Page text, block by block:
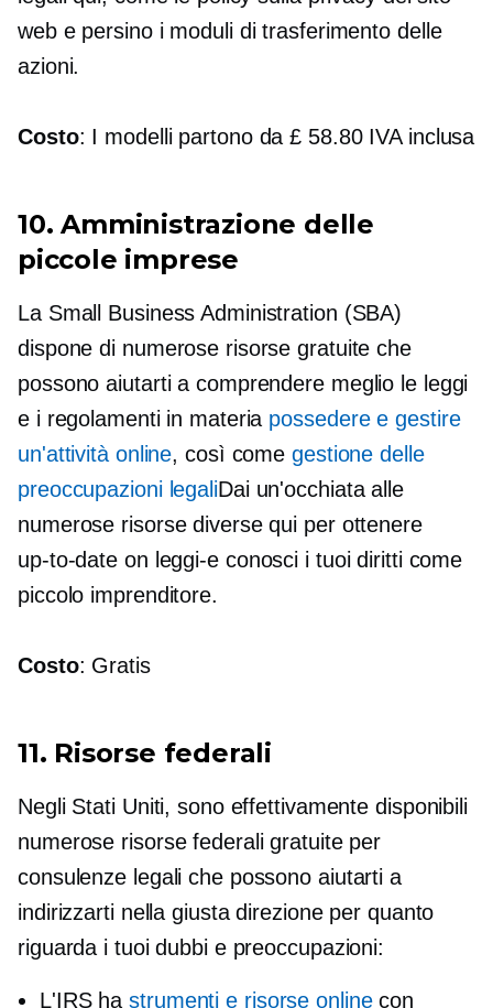
web e persino i moduli di trasferimento delle
azioni.
Costo: I modelli partono da £ 58.80 IVA inclusa
10. Amministrazione delle
piccole imprese
La Small Business Administration (SBA)
dispone di numerose risorse gratuite che
possono aiutarti a comprendere meglio le leggi
e i regolamenti in materia possedere e gestire
un'attività online, così comegestione delle
preoccupazioni legaliDai un'occhiata alle
numerose risorse diverse qui per ottenere
up-to-date on leggi-econosci i tuoi diritti come
piccolo imprenditore.
Costo: Gratis
11. Risorse federali
Negli Stati Uniti, sono effettivamente disponibili
numerose risorse federali gratuite per
consulenze legali che possono aiutarti a
indirizzarti nella giusta direzione per quanto
riguarda i tuoi dubbi e preoccupazioni:
L'IRS hastrumenti e risorse onlinecon